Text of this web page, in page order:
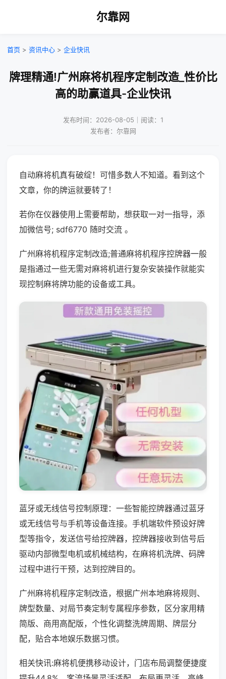
尔靠网
首页 > 资讯中心 > 企业快讯
牌理精通!广州麻将机程序定制改造_性价比
高的助赢道具-企业快讯
发布时间：2026-08-05｜阅读：1
发布者：尔靠网
自动麻将机真有破绽！可惜多数人不知道。看到这个
文章，你的牌运就要转了！
若你在仪器使用上需要帮助，想获取一对一指导，添
加微信号; sdf6770 随时交流 。
广州麻将机程序定制改造;普通麻将机程序控牌器一般
是指通过一些无需对麻将机进行复杂安装操作就能实
现控制麻将牌功能的设备或工具。
蓝牙或无线信号控制原理：一些智能控牌器通过蓝牙
或无线信号与手机等设备连接。手机端软件预设好牌
型等指令，发送信号给控牌器，控牌器接收到信号后
驱动内部微型电机或机械结构，在麻将机洗牌、码牌
过程中进行干预，达到控牌目的。
广州麻将机程序定制改造，根据广州本地麻将规则、
牌型数量、对局节奏定制专属程序参数，区分家用精
简版、商用高配版，个性化调整洗牌周期、牌层分
配，贴合本地娱乐数据习惯。
相关快讯:麻将机便携移动设计，门店布局调整便捷度